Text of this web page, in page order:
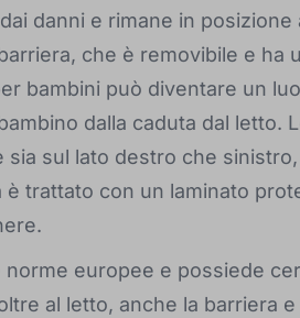
danni e rimane in posizione
che è removibile e ha
bambini può diventare un
dalla caduta dal letto.
sul lato destro che
trattato con un laminato
europee e possiede
al letto, anche la barriera